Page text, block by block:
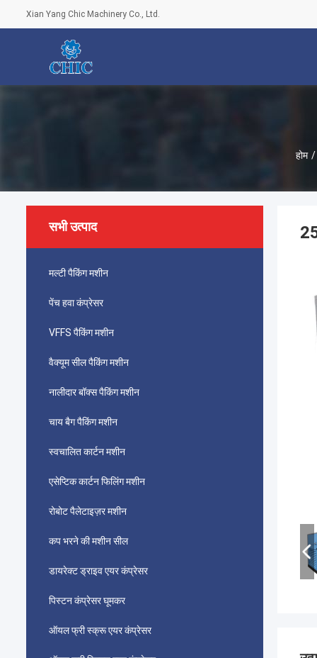
Xian Yang Chic Machinery Co., Ltd.
होम /
सभी उत्पाद
मल्टी पैकिंग मशीन
पेंच हवा कंप्रेसर
VFFS पैकिंग मशीन
वैक्यूम सील पैकिंग मशीन
नालीदार बॉक्स पैकिंग मशीन
चाय बैग पैकिंग मशीन
स्वचालित कार्टन मशीन
एसेप्टिक कार्टन फिलिंग मशीन
रोबोट पैलेटाइज़र मशीन
कप भरने की मशीन सील
डायरेक्ट ड्राइव एयर कंप्रेसर
पिस्टन कंप्रेसर घूमकर
ऑयल फ्री स्क्रू एयर कंप्रेसर